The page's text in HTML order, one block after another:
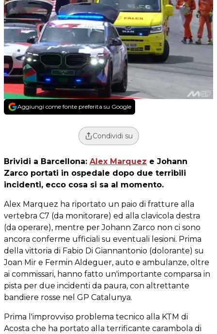
Aggiungi come fonte preferita su Google
Condividi su
Brividi a Barcellona: Alex Marquez e Johann
Zarco portati in ospedale dopo due terribili
incidenti, ecco cosa si sa al momento.
Alex Marquez ha riportato un paio di fratture alla
vertebra C7 (da monitorare) ed alla clavicola destra
(da operare), mentre per Johann Zarco non ci sono
ancora conferme ufficiali su eventuali lesioni. Prima
della vittoria di Fabio Di Giannantonio (dolorante) su
Joan Mir e Fermin Aldeguer, auto e ambulanze, oltre
ai commissari, hanno fatto un'importante comparsa in
pista per due incidenti da paura, con altrettante
bandiere rosse nel GP Catalunya.
Prima l'improvviso problema tecnico alla KTM di
Acosta che ha portato alla terrificante carambola di